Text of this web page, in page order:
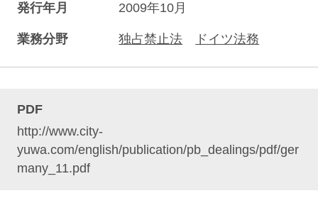
発行年月 2009年10月
業務分野 独占禁止法 ドイツ法務
PDF
http://www.city-
yuwa.com/english/publication/pb_dealings/pdf/ger
many_11.pdf